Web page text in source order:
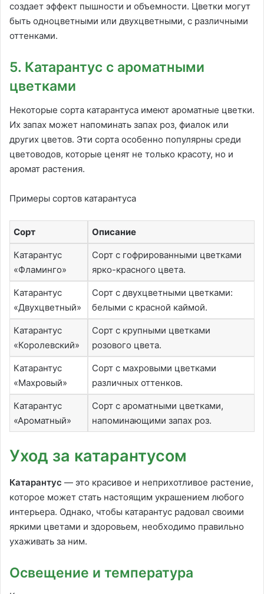
создает эффект пышности и объемности. Цветки могут
быть одноцветными или двухцветными, с различными
оттенками.
5. Катарантус с ароматными
цветками
Некоторые сорта катарантуса имеют ароматные цветки.
Их запах может напоминать запах роз, фиалок или
других цветов. Эти сорта особенно популярны среди
цветоводов, которые ценят не только красоту, но и
аромат растения.
Примеры сортов катарантуса
Сорт Описание
Катарантус
«Фламинго»
Сорт с гофрированными цветками
ярко-красного цвета.
Катарантус
«Двухцветный»
Сорт с двухцветными цветками:
белыми с красной каймой.
Катарантус
«Королевский»
Сорт с крупными цветками
розового цвета.
Катарантус
«Махровый»
Сорт с махровыми цветками
различных оттенков.
Катарантус
«Ароматный»
Сорт с ароматными цветками,
напоминающими запах роз.
Уход за катарантусом
Катарантус — это красивое и неприхотливое растение,
которое может стать настоящим украшением любого
интерьера. Однако, чтобы катарантус радовал своими
яркими цветами и здоровьем, необходимо правильно
ухаживать за ним.
Освещение и температура